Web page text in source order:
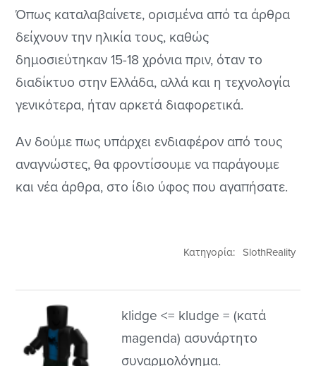
Όπως καταλαβαίνετε, ορισμένα από τα άρθρα
δείχνουν την ηλικία τους, καθώς
δημοσιεύτηκαν 15-18 χρόνια πριν, όταν το
διαδίκτυο στην Ελλάδα, αλλά και η τεχνολογία
γενικότερα, ήταν αρκετά διαφορετικά.
Αν δούμε πως υπάρχει ενδιαφέρον από τους
αναγνώστες, θα φροντίσουμε να παράγουμε
και νέα άρθρα, στο ίδιο ύφος που αγαπήσατε.
Κατηγορία: SlothReality
klidge <= kludge = (κατά
magenda) ασυνάρτητο
συναρμολόγημα.